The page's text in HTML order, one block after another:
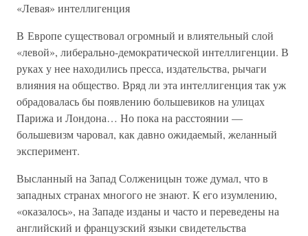
«Левая» интеллигенция
В Европе существовал огромный и влиятельный слой
«левой», либерально-демократической интеллигенции. В
руках у нее находились пресса, издательства, рычаги
влияния на общество. Вряд ли эта интеллигенция так уж
обрадовалась бы появлению большевиков на улицах
Парижа и Лондона… Но пока на расстоянии —
большевизм чаровал, как давно ожидаемый, желанный
эксперимент.
Высланный на Запад Солженицын тоже думал, что в
западных странах многого не знают. К его изумлению,
«оказалось», на Западе изданы и часто и переведены на
английский и французский языки свидетельства